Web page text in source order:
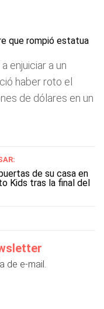
enjuiciar a un
haber roto el
de dólares en un
de su casa en
Kids tras la final del
de e-mail.